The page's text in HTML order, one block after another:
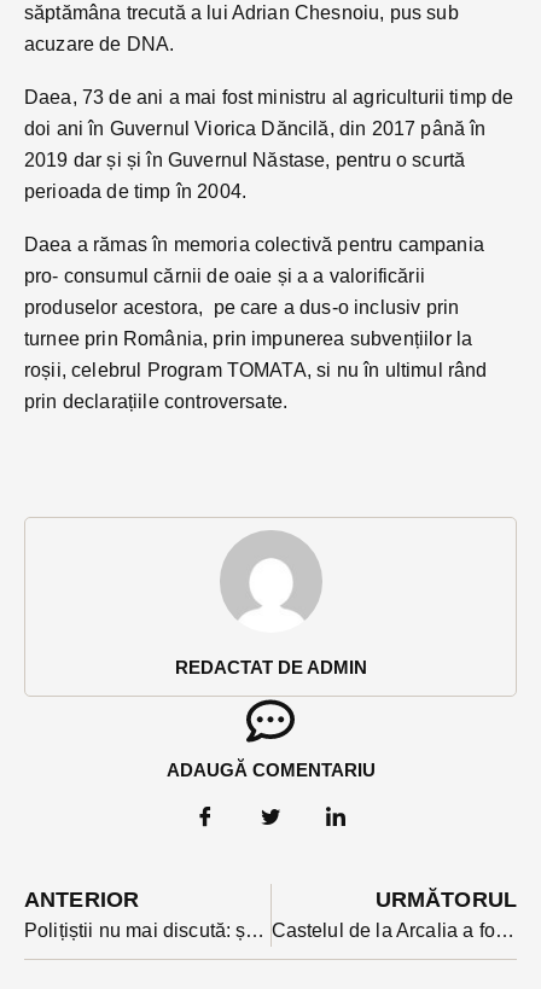
REDACTAT DE ADMIN
ADAUGĂ COMENTARIU
săptămâna trecută a lui Adrian Chesnoiu, pus sub
acuzare de DNA.
Daea, 73 de ani a mai fost ministru al agriculturii timp de
doi ani în Guvernul Viorica Dăncilă, din 2017 până în
2019 dar și și în Guvernul Năstase, pentru o scurtă
perioada de timp în 2004.
Daea a rămas în memoria colectivă pentru campania
pro- consumul cărnii de oaie și a a valorificării
produselor acestora, pe care a dus-o inclusiv prin
turnee prin România, prin impunerea subvențiilor la
roșii, celebrul Program TOMATA, si nu în ultimul rând
prin declarațiile controversate.
ANTERIOR
Polițiștii nu mai discută: șoferii care refuză testarea cu etilotestul sau probele biologice, șanse mari să petreacă noaptea după gratii. Au pățit-o deja doi
URMĂTORUL
Castelul de la Arcalia a fost inclus de Guvern pe lista castelelor din rutele turistice ale României. Cu totul sunt 30 de obiective în țară în ruta castelelor, finanțată prin PNRR.